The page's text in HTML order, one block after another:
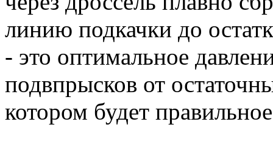
линию подкачки до
- это оптимальное
подвпрысков от
котором будет